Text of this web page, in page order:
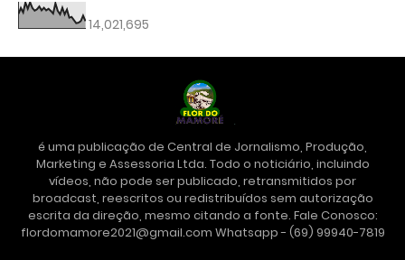
14,021,695
é uma publicação de Central de Jornalismo, Produção,
Marketing e Assessoria Ltda. Todo o noticiário, incluindo
vídeos, não pode ser publicado, retransmitidos por
broadcast, reescritos ou redistribuídos sem autorização
escrita da direção, mesmo citando a fonte. Fale Conosco:
flordomamore2021@gmail.com Whatsapp - (69) 99940-7819